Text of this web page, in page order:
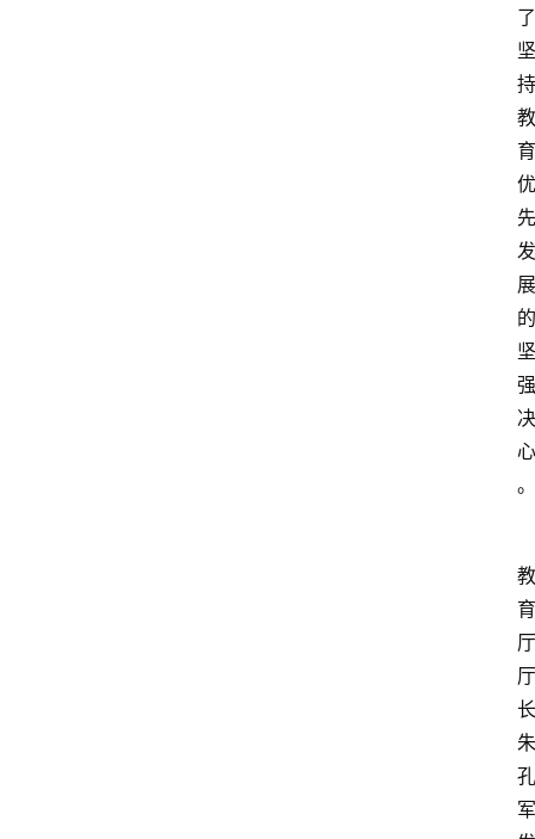
了
坚
持
教
育
优
先
发
展
的
坚
强
决
心
。
教
育
厅
厅
长
朱
孔
军